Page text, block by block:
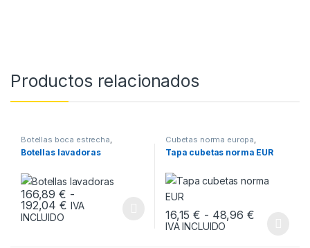
Productos relacionados
Botellas boca estrecha,
Botellas y Tarros
Botellas lavadoras
166,89€ -
192,04€Rango de precios: desde 166,89 € hasta
IVA
INCLUIDO
Este producto tiene múltiples variantes. Las opciones se
Cubetas norma europa,
ENVASES
Tapa cubetas norma EUR
16,15€ - 48,96 €Rango de
IVA INCLUIDO
Este producto tiene múltiples